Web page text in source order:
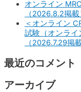
オンライン
（2026.8.2掲載
＜オンライン
試験（オンライ
（2026.7.29掲載
最近のコメント
アーカイブ